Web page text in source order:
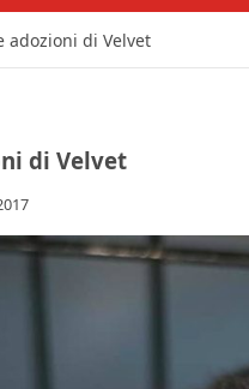
adozioni di Velvet
di Velvet